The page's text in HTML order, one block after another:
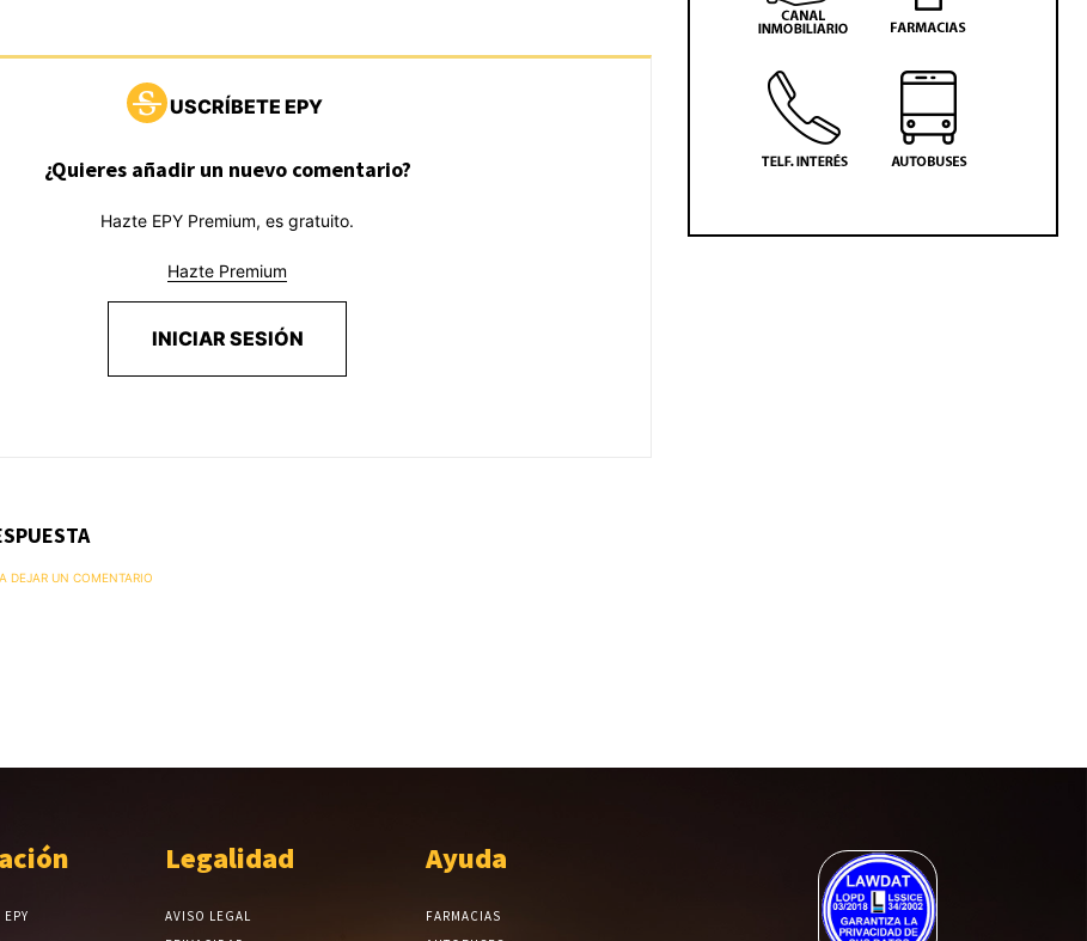
USCRÍBETE EPY
¿Quieres añadir un nuevo comentario?
Hazte EPY Premium, es gratuito.
Hazte Premium
INICIAR SESIÓN
DEJAR UN COMENTARIO
Legalidad
AVISO LEGAL
Ayuda
FARMACIAS